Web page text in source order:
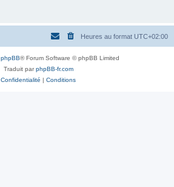
Heures au format UTC+02:00
phpBB® Forum Software © phpBB Limited
Traduit parphpBB-fr.com
Confidentialité | Conditions